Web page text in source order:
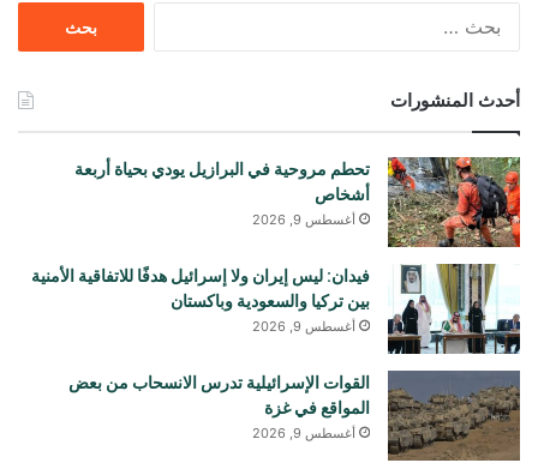
أحدث المنشورات
تحطم مروحية في البرازيل يودي بحياة أربعة
أشخاص
أغسطس 9, 2026
فيدان: ليس إيران ولا إسرائيل هدفًا للاتفاقية الأمنية
بين تركيا والسعودية وباكستان
أغسطس 9, 2026
القوات الإسرائيلية تدرس الانسحاب من بعض
المواقع في غزة
أغسطس 9, 2026